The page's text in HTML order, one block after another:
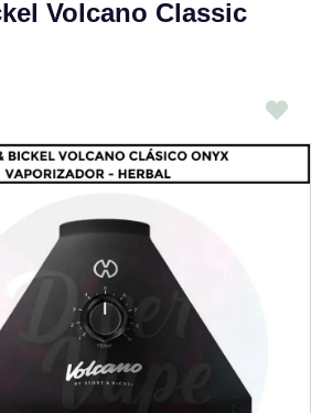
Volcano Classic